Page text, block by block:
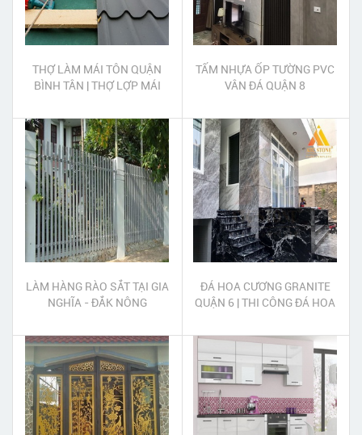
THỢ LÀM MÁI TÔN QUẬN
BÌNH TÂN | THỢ LỢP MÁI
TẤM NHỰA ỐP TƯỜNG PVC
VÂN ĐÁ QUẬN 8
LÀM HÀNG RÀO SẮT TẠI GIA
NGHĨA - ĐẮK NÔNG
ĐÁ HOA CƯƠNG GRANITE
QUẬN 6 | THI CÔNG ĐÁ HOA